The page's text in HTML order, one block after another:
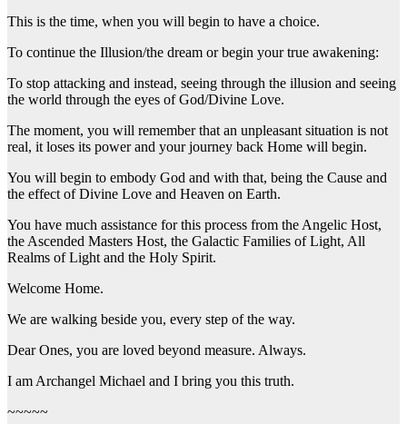
This is the time, when you will begin to have a choice.
To continue the Illusion/the dream or begin your true awakening:
To stop attacking and instead, seeing through the illusion and seeing
the world through the eyes of God/Divine Love.
The moment, you will remember that an unpleasant situation is not
real, it loses its power and your journey back Home will begin.
You will begin to embody God and with that, being the Cause and
the effect of Divine Love and Heaven on Earth.
You have much assistance for this process from the Angelic Host,
the Ascended Masters Host, the Galactic Families of Light, All
Realms of Light and the Holy Spirit.
Welcome Home.
We are walking beside you, every step of the way.
Dear Ones, you are loved beyond measure. Always.
I am Archangel Michael and I bring you this truth.
~~~~~